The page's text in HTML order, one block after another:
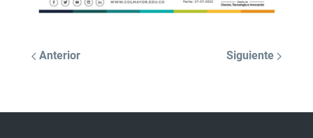
Anterior Siguiente